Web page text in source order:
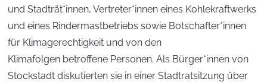
und Stadträt*innen, Vertreter*innen eines Kohlekraftwerks
und eines Rindermastbetriebs sowie Botschafter*innen
für Klimagerechtigkeit und von den
Klimafolgen betroffene Personen. Als Bürger*innen von
Stockstadt diskutierten sie in einer Stadtratsitzung über